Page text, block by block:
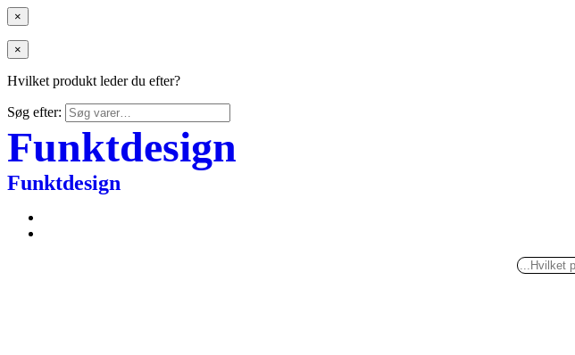
×
×
Hvilket produkt leder du efter?
Søg efter:
Funktdesign
Funktdesign